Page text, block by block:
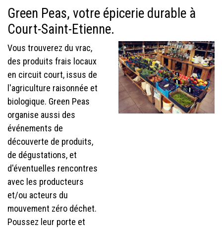
Green Peas, votre épicerie durable à
Court-Saint-Etienne.
Vous trouverez du vrac,
des produits frais locaux
en circuit court, issus de
l'agriculture raisonnée et
biologique. Green Peas
organise aussi des
événements de
découverte de produits,
de dégustations, et
d'éventuelles rencontres
avec les producteurs
et/ou acteurs du
mouvement zéro déchet.
Poussez leur porte et